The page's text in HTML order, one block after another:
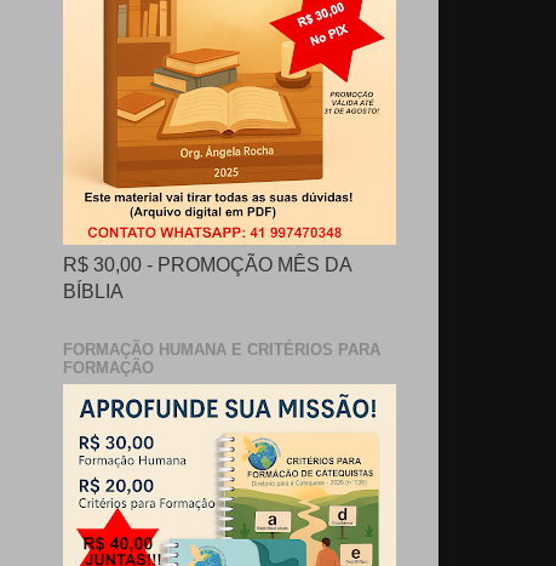
R$ 30,00 - PROMOÇÃO MÊS DA
BÍBLIA
FORMAÇÃO HUMANA E CRITÉRIOS PARA
FORMAÇÃO